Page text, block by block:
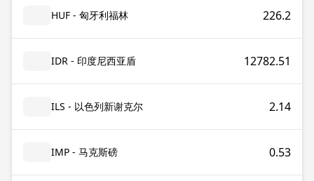
HUF - 匈牙利福林 226.2
IDR - 印度尼西亚盾 12782.51
ILS - 以色列新谢克尔 2.14
IMP - 马克斯磅 0.53